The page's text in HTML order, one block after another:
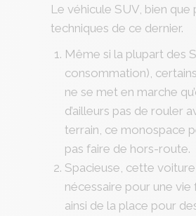
Le véhicule SUV, bien
techniques de ce dernier.
Même si la plupart des
consommation),
ne se met en marche
d’ailleurs pas de rouler
terrain, ce monospace
pas faire de hors-route.
Spacieuse, cette
nécessaire pour une vie
ainsi de la place pour